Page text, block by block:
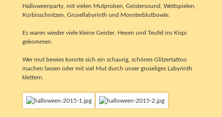
Halloweenparty, mit vielen Mutproben, Geistersound, Wettspielen,
Kürbisschnitzen, Grusellabyrinth und Monsterblutbowle.
Es waren wieder viele kleine Geister, Hexen und Teufel ins Kispi
gekommen.
Wer mut bewies konnte sich ein schaurig, schönes Glitzertattoo
machen lassen oder mit viel Mut durch unser gruseliges Labyrinth
klettern.